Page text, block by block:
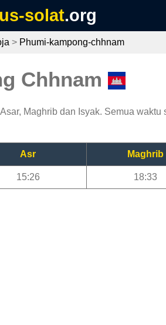
solat.org
> Phumi-kampong-chhnam
Chhnam
Maghrib dan Isyak. Semua
Asr Maghrib
15:26 18:33